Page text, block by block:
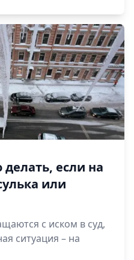
делать, если на
или
с иском в суд,
ситуация – на